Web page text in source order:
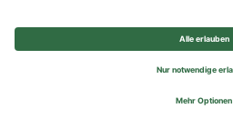
© 2026 REWE Group -